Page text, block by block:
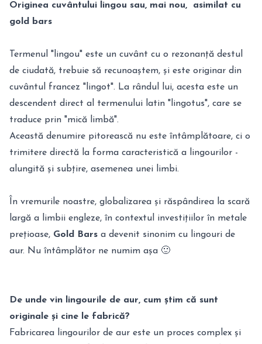
Originea cuvântului lingou sau, mai nou, asimilat cu
gold bars
Termenul "lingou" este un cuvânt cu o rezonanță destul
de ciudată, trebuie să recunoaștem, și este originar din
cuvântul francez "lingot". La rândul lui, acesta este un
descendent direct al termenului latin "lingotus", care se
traduce prin "mică limbă".
Această denumire pitorească nu este întâmplătoare, ci o
trimitere directă la forma caracteristică a lingourilor -
alungită și subțire, asemenea unei limbi.
În vremurile noastre, globalizarea și răspândirea la scară
largă a limbii engleze, în contextul investițiilor în metale
prețioase, Gold Bars a devenit sinonim cu lingouri de
aur. Nu întâmplător ne numim așa 🙂
De unde vin lingourile de aur, cum știm că sunt
originale și cine le fabrică?
Fabricarea lingourilor de aur este un proces complex și